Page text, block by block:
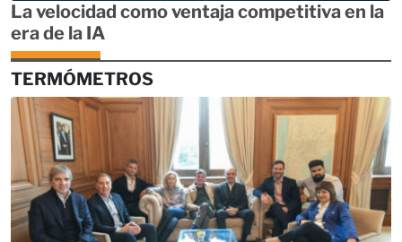
La velocidad como ventaja competitiva en la
era de la IA
TERMÓMETROS